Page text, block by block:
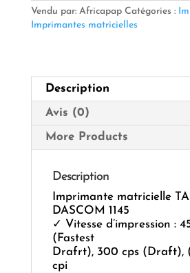
DASCOM
1145
Vendu par: Africapap Catégories :
Imprimantes matricielles
Description
Avis (0)
More Products
Description
Imprimante matricielle
DASCOM 1145
✓ Vitesse d’impression :
(Fastest
Drafrt), 300 cps (Draft),
cpi